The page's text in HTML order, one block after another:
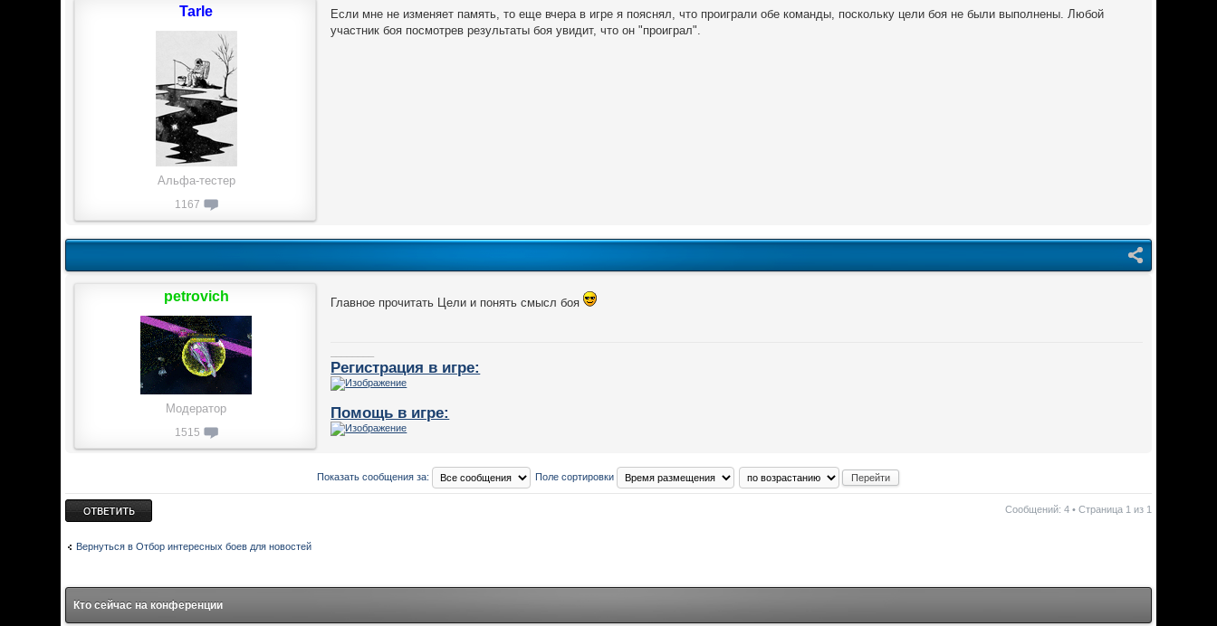
Если мне не изменяет память, то еще вчера в игре я пояснял, что проиграли обе команды, поскольку цели боя не были выполнены. Любой
участник боя посмотрев результаты боя увидит, что он "проиграл".
Tarle
Альфа-тестер
1167
Главное прочитать Цели и понять смысл боя
Регистрация в игре:
Помощь в игре:
petrovich
Модератор
1515
Показать сообщения за: Поле сортировки
Ответить Сообщений: 4 • Страница 1 из 1
Вернуться в Отбор интересных боев для новостей
Кто сейчас на конференции